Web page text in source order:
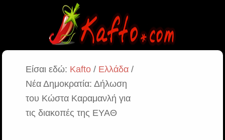
Είσαι εδώ: Kafto/ Ελλάδα/
Νέα Δημοκρατία: Δήλωση
του Κώστα Καραμανλή για
τις διακοπές της ΕΥΑΘ